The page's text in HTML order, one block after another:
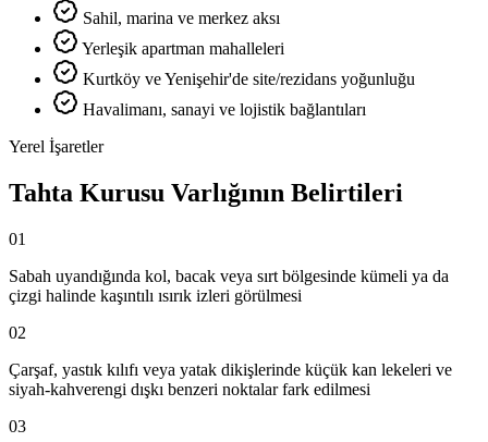
Sahil, marina ve merkez aksı
Yerleşik apartman mahalleleri
Kurtköy ve Yenişehir'de site/rezidans yoğunluğu
Havalimanı, sanayi ve lojistik bağlantıları
Yerel İşaretler
Tahta Kurusu Varlığının Belirtileri
01
Sabah uyandığında kol, bacak veya sırt bölgesinde kümeli ya da
çizgi halinde kaşıntılı ısırık izleri görülmesi
02
Çarşaf, yastık kılıfı veya yatak dikişlerinde küçük kan lekeleri ve
siyah-kahverengi dışkı benzeri noktalar fark edilmesi
03